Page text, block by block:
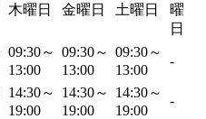
木曜日 金曜日 土曜日
曜
日
09:30～
13:00
09:30～
13:00
09:30～
13:00
-
14:30～
19:00
14:30～
19:00
14:30～
19:00
-